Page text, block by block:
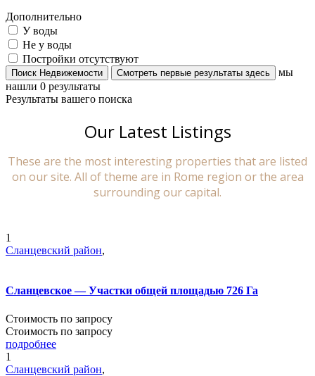
Дополнительно
У воды
Не у воды
Постройки отсутствуют
Поиск Недвижемости Смотреть первые результаты здесь
мы
нашли 0 результаты
Результаты вашего поиска
Our Latest Listings
These are the most interesting properties that are listed
on our site. All of theme are in Rome region or the area
surrounding our capital.
1
Сланцевский район,
Сланцевское — Участки общей площадью 726 Га
Стоимость по запросу
Стоимость по запросу
подробнее
1
Сланцевский район,